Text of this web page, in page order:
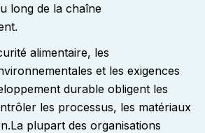
long de la chaîne
.
alimentaire, les
et les exigences
durable obligent les
les processus, les matériaux
La plupart des organisations